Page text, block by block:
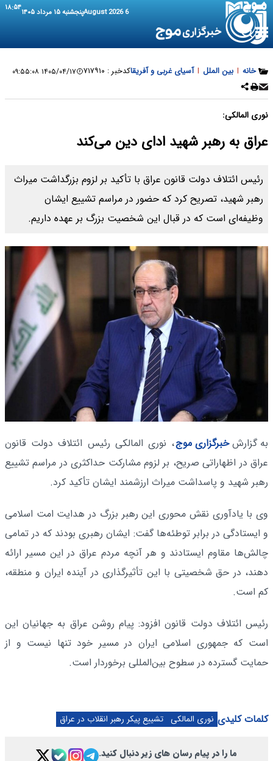
6 August 2026 پنجشنبه ۱۵ مرداد ۱۴۰۵ ۱۸:۵۴
خانه | بین الملل | آسیای غربی و آفریقاکدخبر : ۷۱۷۹۱۰ ۱۴۰۵/۰۴/۱۷ ۰۹:۵۵:۰۸
نوری المالکی:
عراق به رهبر شهید ادای دین می‌کند
رئیس ائتلاف دولت قانون عراق با تأکید بر لزوم بزرگداشت میراث
رهبر شهید، تصریح کرد که حضور در مراسم تشییع ایشان
وظیفه‌ای است که در قبال این شخصیت بزرگ بر عهده داریم.
به گزارشخبرگزاری موج، نوری المالکی رئیس ائتلاف دولت قانون
عراق در اظهاراتی صریح، بر لزوم مشارکت حداکثری در مراسم تشییع
رهبر شهید و پاسداشت میراث ارزشمند ایشان تأکید کرد.
وی با یادآوری نقش محوری این رهبر بزرگ در هدایت امت اسلامی
و ایستادگی در برابر توطئه‌ها گفت: ایشان رهبری بودند که در تمامی
چالش‌ها مقاوم ایستادند و هر آنچه مردم عراق در این مسیر ارائه
دهند، در حق شخصیتی با این تأثیرگذاری در آینده ایران و منطقه،
کم است.
رئیس ائتلاف دولت قانون افزود: پیام روشن عراق به جهانیان این
است که جمهوری اسلامی ایران در مسیر خود تنها نیست و از
حمایت گسترده در سطوح بین‌المللی برخوردار است.
کلمات کلیدی نوری المالکی تشییع پیکر رهبر انقلاب در عراق
ما را در پیام رسان های زیر دنبال کنید.